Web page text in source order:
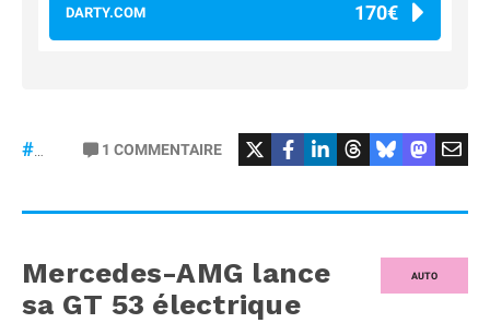
DARTY.COM 170€
#Football #liga
1 COMMENTAIRE
AUTO
Mercedes-AMG lance
sa GT 53 électrique